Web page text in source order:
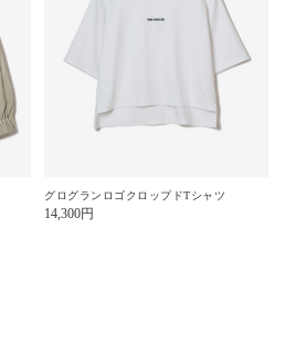
グログランロゴクロップドTシャツ
14,300円